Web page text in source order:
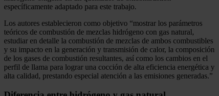
específicamente adaptado para este trabajo.
Los autores establecieron como objetivo “mostrar los parámetros
teóricos de combustión de mezclas hidrógeno con gas natural,
estudiar en detalle la combustión de mezclas de ambos combustibles
y su impacto en la generación y transmisión de calor, la composición
de los gases de combustión resultantes, así como los cambios en el
perfil de llama para lograr una cocción de alta eficiencia energética y
alta calidad, prestando especial atención a las emisiones generadas.”